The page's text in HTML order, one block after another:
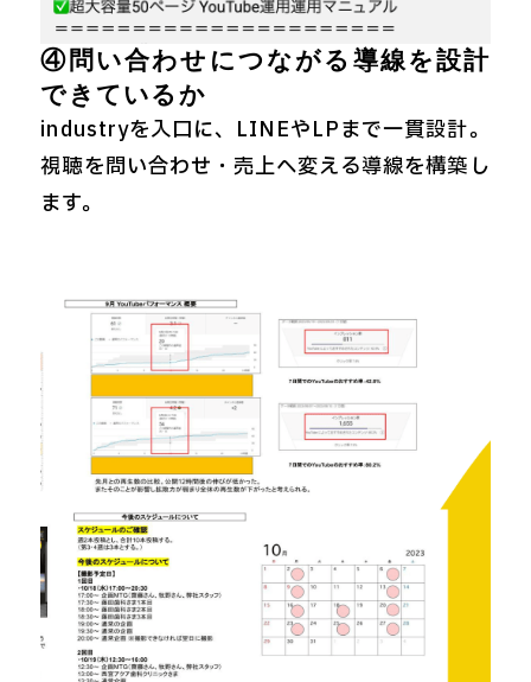
④問い合わせにつながる導線を設計
できているか
industryを入口に、LINEやLPまで一貫設計。
視聴を問い合わせ・売上へ変える導線を構築し
ます。